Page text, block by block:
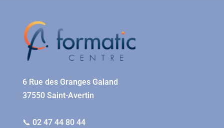
6 Rue des Granges Galand
37550 Saint-Avertin
📞 02 47 44 80 44